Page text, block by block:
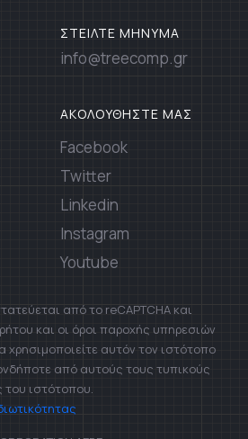
ΣΤΕΙΛΤΕ ΜΗΝΥΜΑ
info@treecomp.gr
ΑΚΟΛΟΥΘΗΣΤΕ ΜΑΣ
Facebook
Twitter
Linkedin
Instagram
Youtube
από το reCAPTCHA και
και οι όροι παροχής υπηρεσιών
χρησιμοποιείτε αυτόν τον ιστότοπο
από αυτούς τους τυπικούς
του ιστότοπου.